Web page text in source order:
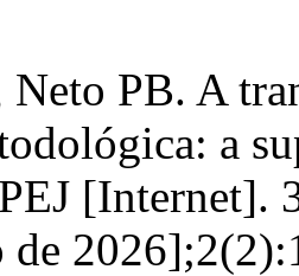
PB. A
a
[Internet].
de